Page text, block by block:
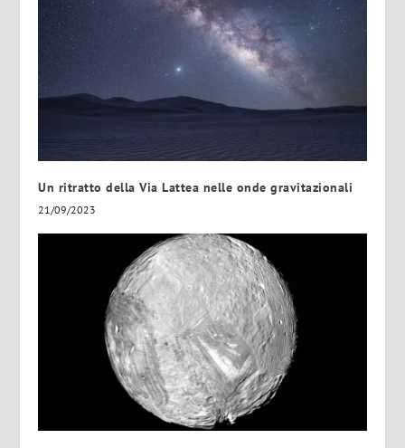
Un ritratto della Via Lattea nelle onde gravitazionali
21/09/2023